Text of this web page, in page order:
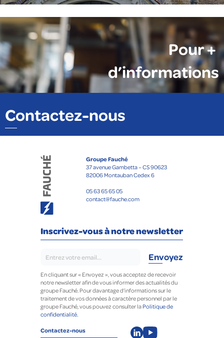
Pour +
d’informations
Contactez-nous
Groupe Fauché
37 avenue Gambetta – CS 90623
82006 Montauban Cedex 6
05 63 65 65 05
contact@fauche.com
Inscrivez-vous à notre newsletter
En cliquant sur « Envoyez », vous acceptez de recevoir
notre newsletter afin de vous informer des actualités du
groupe Fauché. Pour davantage d’informations sur le
traitement de vos données à caractère personnel par le
groupe Fauché, vous pouvez consulter laPolitique de
confidentialité.
Contactez-nous